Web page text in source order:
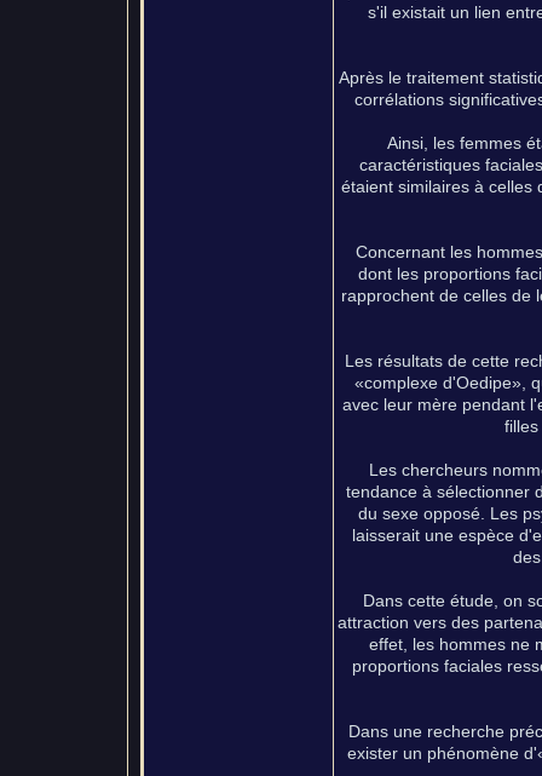
s'il existait un lien
Après le traitement
corrélations
Ainsi, les femmes
caractéristiques
étaient similaires à celles
Concernant les
dont les proportions
rapprochent de celles de
Les résultats de cette
«complexe d'Oedipe»,
avec leur mère pendant
Les chercheurs
tendance à sélectionner
du sexe opposé. Les
laisserait une espèce
Dans cette étude, on
attraction vers des
effet, les hommes ne
proportions faciales
Dans une recherche
exister un phénomène